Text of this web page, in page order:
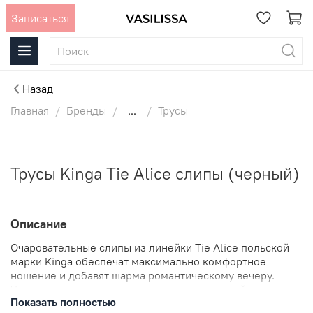
Записаться
Назад
Главная
Бренды ... Трусы
Трусы Kinga Tie Alice слипы (черный)
Описание
Очаровательные слипы из линейки Tie Alice польской
марки Kinga обеспечат максимально комфортное
ношение и добавят шарма романтическому вечеру.
цвета создадут интригующий и сексуальный образ,
Показать полностью